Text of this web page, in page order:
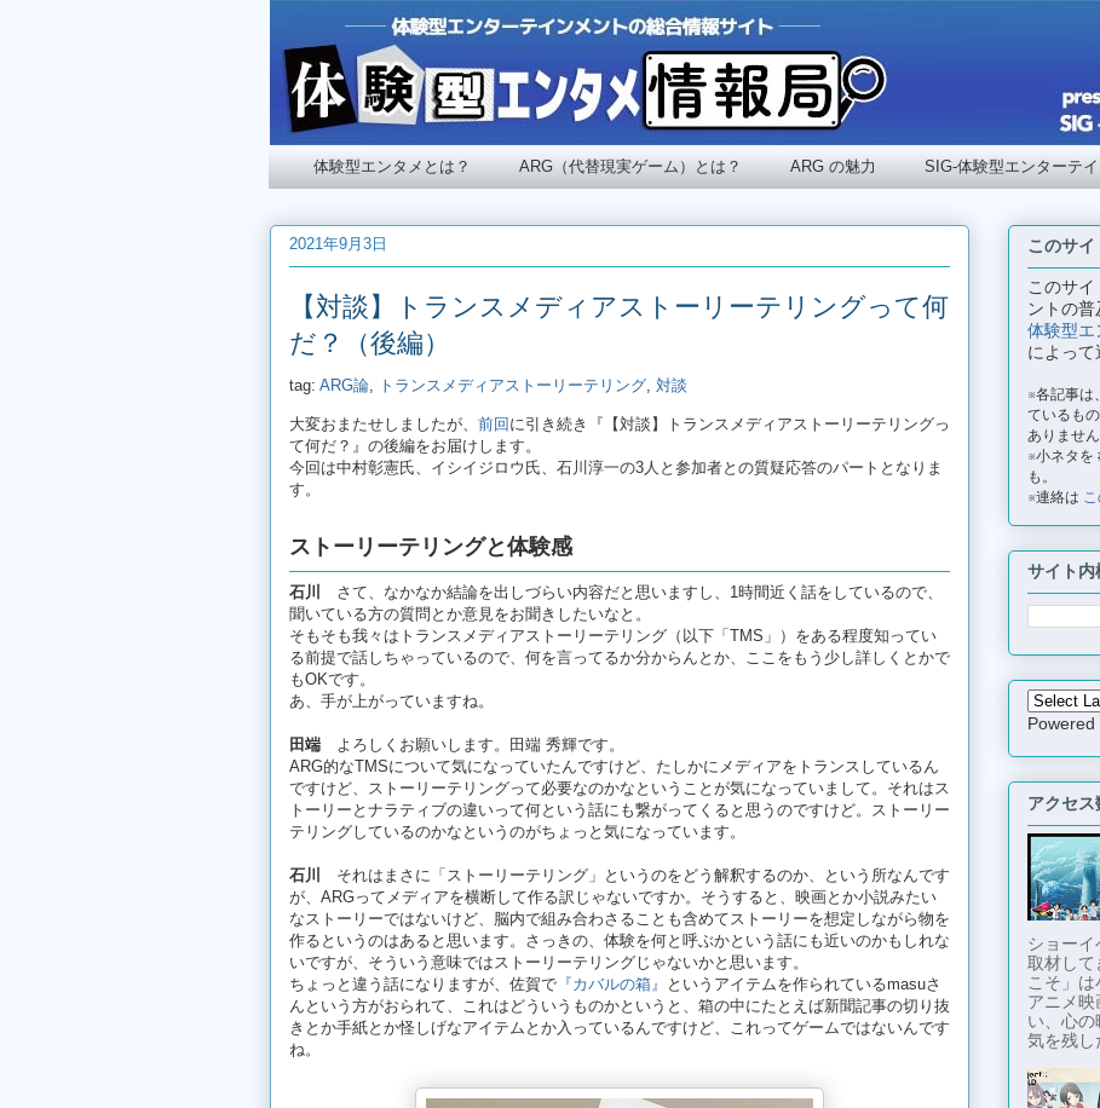
体験型エンタメとは？ ARG（代替現実ゲーム）とは？ ARG の魅力 SIG-体験型エンターテ
2021年9月3日
【対談】トランスメディアストーリーテリングって何
だ？（後編）
tag: ARG論 トランスメディアストーリーテリング 対談
大変おまたせしましたが、 前回に引き続き『【対談】トランスメディアストーリーテリングっ
て何だ？』の後編をお届けします。
今回は中村彰憲氏、イシイジロウ氏、石川淳一の3人と参加者との質疑応答のパートとなりま
す。
ストーリーテリングと体験感
石川
さて、なかなか結論を出しづらい内容だと思いますし、1時間近く話をしているので、
聞いている方の質問とか意見をお聞きしたいなと。
そもそも我々はトランスメディアストーリーテリング（以下「TMS」）をある程度知ってい
る前提で話しちゃっているので、何を言ってるか分からんとか、ここをもう少し詳しくとかで
もOKです。
あ、手が上がっていますね。
田端 よろしくお願いします。田端 秀輝です。
ARG的なTMSについて気になっていたんですけど、たしかにメディアをトランスしているん
ですけど、ストーリーテリングって必要なのかなということが気になっていまして。それはス
トーリーとナラティブの違いって何という話にも繋がってくると思うのですけど。ストーリー
テリングしているのかなというのがちょっと気になっています。
石川
それはまさに「ストーリーテリング」というのをどう解釈するのか、という所なんです
が、ARGってメディアを横断して作る訳じゃないですか。そうすると、映画とか小説みたい
なストーリーではないけど、脳内で組み合わさることも含めてストーリーを想定しながら物を
作るというのはあると思います。さっきの、体験を何と呼ぶかという話にも近いのかもしれな
いですが、そういう意味ではストーリーテリングじゃないかと思います。
ちょっと違う話になりますが、佐賀で 『カバルの箱』
というアイテムを作られているmasuさ
んという方がおられて、これはどういうものかというと、箱の中にたとえば新聞記事の切り抜
きとか手紙とか怪しげなアイテムとか入っているんですけど、これってゲームではないんです
ね。
このサイ
このサ
ントの普
体験型エ
によって
※各記事は
ているも
ありません
※小ネタを
も。
※連絡は
サイト内
Powered
アクセ
ショーイ
取材して
こそ」
アニメ映
い、心
気を残し